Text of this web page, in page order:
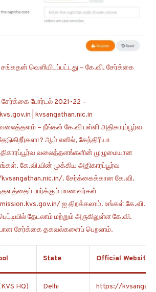
சங்கதன் வெளியிடப்பட்டது – கே.வி. சேர்க்கை
போர்டல் 2021-22 –
| kvsangathan.nic.in
வலைத்தளம் – நீங்கள் கே.வி பள்ளி அதிகாரப்பூர்வ
ஆம் எனில், கேந்திரியா
வலைத்தளங்களின் முழுமையான
கே.வி.யின் முக்கிய அதிகாரப்பூர்வ
. சேர்க்கைக்கான கே.வி.
பார்க்கும் மாணவர்கள்
ஐ திறக்கலாம். உங்கள் கே.வி.
தேடலாம் மற்றும் அருகிலுள்ள கே.வி.
சேர்க்கை தகவல்களைப் பெறலாம்.
State Official Website
HQ) Delhi https://